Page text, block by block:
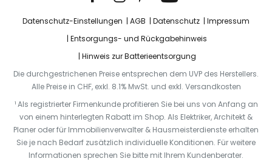
Datenschutz-Einstellungen AGB Datenschutz
Impressum
Entsorgungs- und Rückgabehinweis
Hinweis zur Batterieentsorgung
Die durchgestrichenen Preise entsprechen dem UVP des Herstellers.
Alle Preise in CHF, exkl. 8.1% MwSt. und exkl. Versandkosten
¹ Als registrierter Firmenkunde profitieren Sie bei uns von Anfang an
von einem hinterlegten Rabatt im Shop. Als Elektriker, Architekt &
Planer oder für Immobilienverwalter & Hausmeisterdienste erhalten
Sie je nach Bedarf zusätzlich individuelle Konditionen. Für weitere
Informationen sprechen Sie bitte mit Ihrem Kundenberater.